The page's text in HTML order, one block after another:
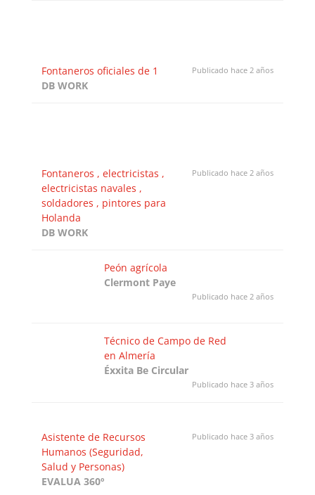
Fontaneros oficiales de 1
DB WORK
Publicado hace 2 años
Fontaneros , electricistas ,
electricistas navales ,
soldadores , pintores para
Holanda
DB WORK
Publicado hace 2 años
Peón agrícola
Clermont Paye
Publicado hace 2 años
Técnico de Campo de Red
en Almería
Éxxita Be Circular
Publicado hace 3 años
Asistente de Recursos
Humanos (Seguridad,
Salud y Personas)
EVALUA 360º
Publicado hace 3 años